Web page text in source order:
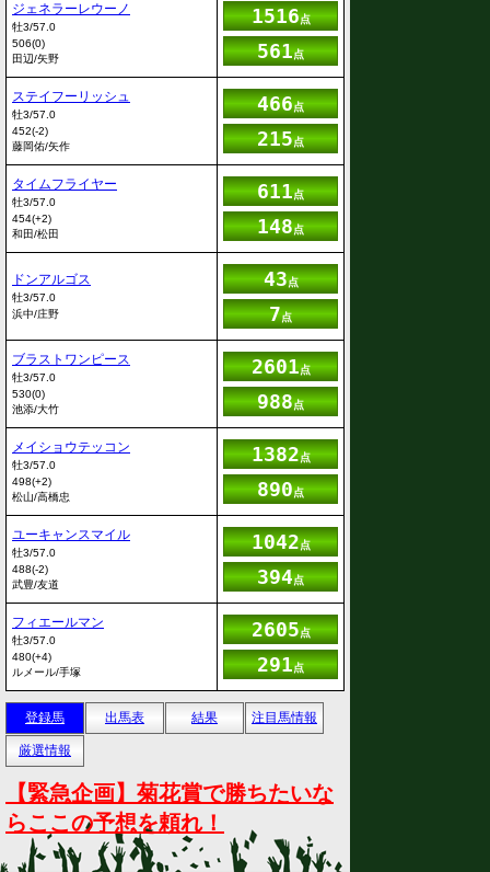
ジェネラーレウーノ
牡3/57.0
506(0)
田辺/矢野
1516点
561点
ステイフーリッシュ
牡3/57.0
452(-2)
藤岡佑/矢作
466点
215点
タイムフライヤー
牡3/57.0
454(+2)
和田/松田
611点
148点
ドンアルゴス
牡3/57.0
浜中/庄野
43点
7点
ブラストワンピース
牡3/57.0
530(0)
池添/大竹
2601点
988点
メイショウテッコン
牡3/57.0
498(+2)
松山/高橋忠
1382点
890点
ユーキャンスマイル
牡3/57.0
488(-2)
武豊/友道
1042点
394点
フィエールマン
牡3/57.0
480(+4)
ルメール/手塚
2605点
291点
登録馬 出馬表 結果 注目馬情報
厳選情報
【緊急企画】菊花賞で勝ちたいな
らここの予想を頼れ！